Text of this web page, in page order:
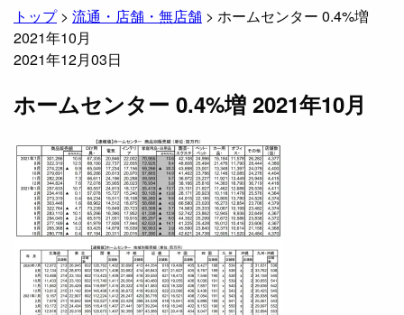
トップ> 流通・店舗・無店舗 > ホームセンター 0.4%増
2021年10月
2021年12月03日
ホームセンター 0.4%増 2021年10月